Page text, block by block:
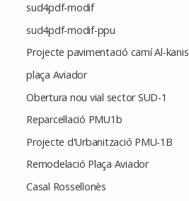
sud4pdf-modif
sud4pdf-modif-ppu
Projecte pavimentació camí Al-kanis
plaça Aviador
Obertura nou vial sector SUD-1
Reparcel·lació PMU1b
Projecte d'Urbanització PMU-1B
Remodelació Plaça Aviador
Casal Rossellonès